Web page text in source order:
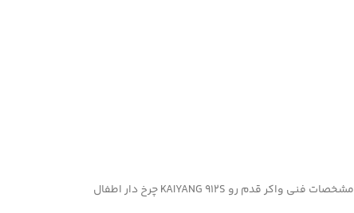
مشخصات فنی واکر قدم رو KAIYANG 912S چرخ دار اطفال